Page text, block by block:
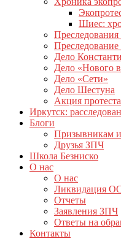
Шиес:
Дело
Дело «Нового
Дело «Сети»
Дело Шестуна
Акция
Иркутск:
Блоги
Призывникам
Друзья ЗПЧ
Школа Безниско
О нас
О нас
Ликвидация
Отчеты
Заявления ЗПЧ
Ответы на
Контакты